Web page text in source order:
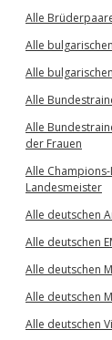
Alle
Alle
Alle
Alle
Alle
der Frauen
Alle
Landesmeister
Alle deutschen
Alle deutschen
Alle deutschen
Alle deutschen
Alle deutschen